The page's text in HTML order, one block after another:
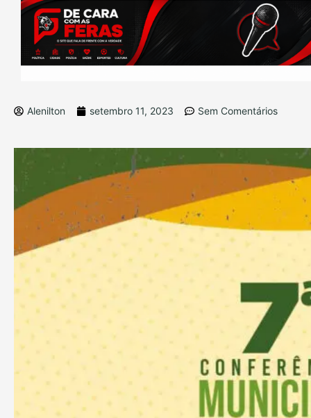
Alenilton setembro 11, 2023 Sem Comentários